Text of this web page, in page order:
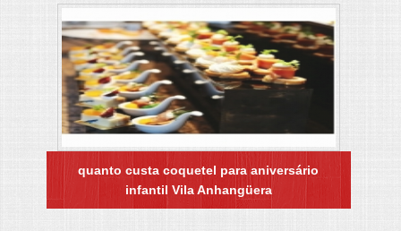
quanto custa coquetel para aniversário
infantil Vila Anhangüera